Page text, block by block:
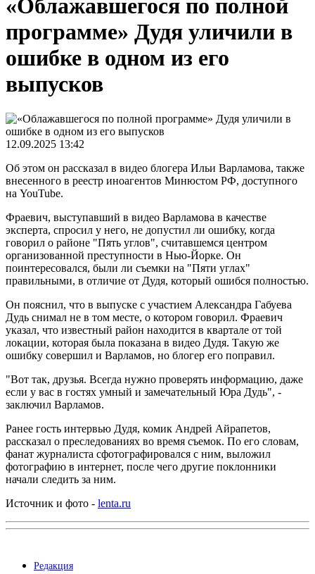
«Облажавшегося по полной
программе» Дудя уличили в
ошибке в одном из его
выпусков
12.09.2025 13:42
Об этом он рассказал в видео блогера Ильи Варламова, также
внесенного в реестр иноагентов Минюстом РФ, доступного
на YouTube.
Фраевич, выступавший в видео Варламова в качестве
эксперта, спросил у него, не допустил ли ошибку, когда
говорил о районе "Пять углов", считавшемся центром
организованной преступности в Нью-Йорке. Он
поинтересовался, были ли съемки на "Пяти углах"
правильными, в отличие от Дудя, который ошибся полностью.
Он пояснил, что в выпуске с участием Александра Габуева
Дудь снимал не в том месте, о котором говорил. Фраевич
указал, что известный район находится в квартале от той
локации, которая была показана в видео Дудя. Такую же
ошибку совершил и Варламов, но блогер его поправил.
"Вот так, друзья. Всегда нужно проверять информацию, даже
если у вас в гостях умный и замечательный Юра Дудь", -
заключил Варламов.
Ранее гость интервью Дудя, комик Андрей Айрапетов,
рассказал о преследованиях во время съемок. По его словам,
фанат журналиста сфотографировался с ним, выложил
фотографию в интернет, после чего другие поклонники
начали следить за ним.
Источник и фото - lenta.ru
Редакция